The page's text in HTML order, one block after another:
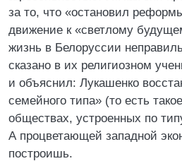
за то, что «остановил
движение к «светлому
жизнь в Белоруссии
сказано в их религиозном
и объяснил: Лукашенко
семейного типа» (то есть
обществах, устроенных по
А процветающей западной
построишь.